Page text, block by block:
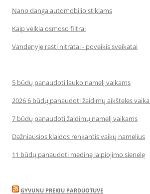
Nano danga automobilio stiklams
Kaip veikia osmoso filtrai
Vandenyje rasti nitratai - poveikis sveikatai
5 būdų panaudoti lauko namelį vaikams
2026 6 būdų panaudoti žaidimų aikšteles
7 būdų panaudoti žaidimų namelį vaikams
Dažniausios klaidos renkantis vaikų namelius
11 būdų panaudoti medinę laipiojimo sienelę
GYVUNU PREKIU PARDUOTUVE